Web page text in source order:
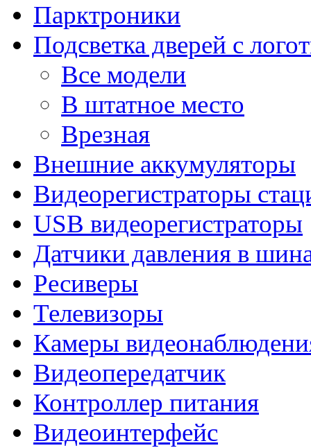
Парктроники
Подсветка дверей с
Все модели
В штатное место
Врезная
Внешние аккумуляторы
Видеорегистраторы
USB видеорегистраторы
Датчики давления в
Ресиверы
Телевизоры
Камеры
Видеопередатчик
Контроллер питания
Видеоинтерфейс